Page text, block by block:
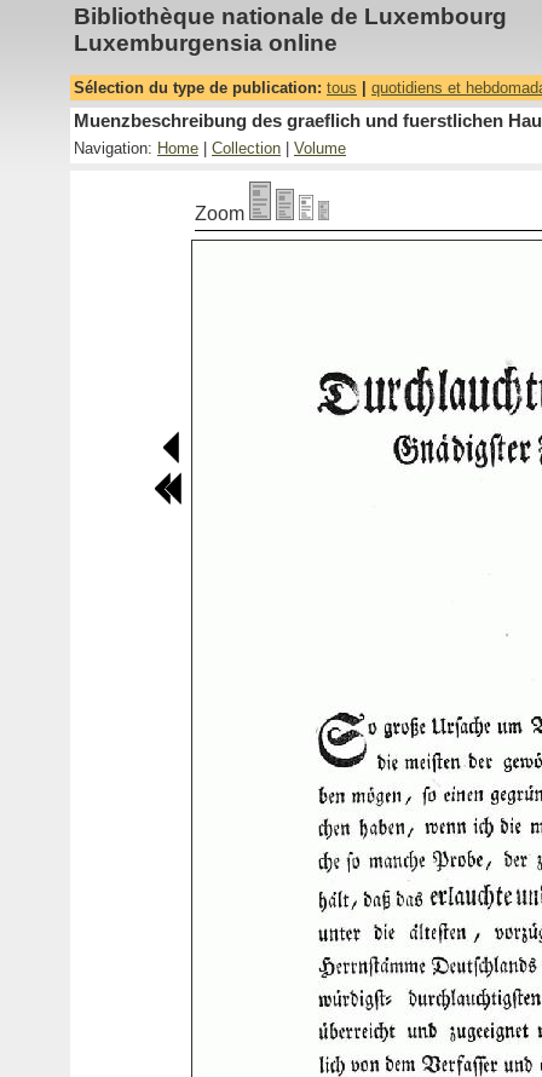
Bibliothèque nationale de Luxembourg
Luxemburgensia online
Sélection du type de publication: tous quotidiens et
Muenzbeschreibung des graeflich und fuerstlichen
Navigation: Home Collection Volume
Zoom